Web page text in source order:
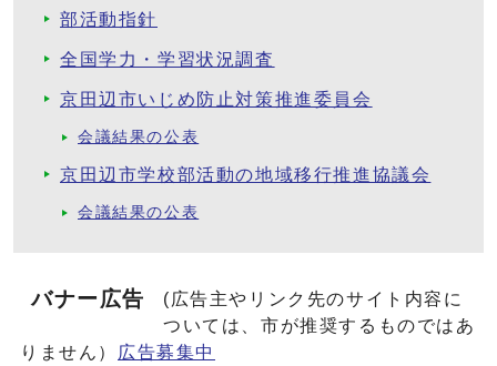
部活動指針
全国学力・学習状況調査
京田辺市いじめ防止対策推進委員会
会議結果の公表
京田辺市学校部活動の地域移行推進協議会
会議結果の公表
バナー広告
(広告主やリンク先のサイト内容に
ついては、市が推奨するものではあ
りません）
広告募集中